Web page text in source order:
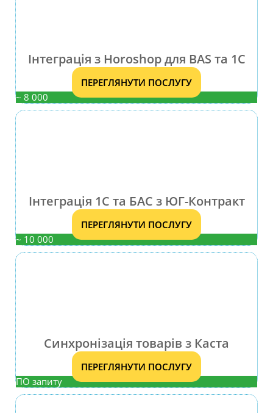
Інтеграція з Horoshop для BAS та 1С
ПЕРЕГЛЯНУТИ ПОСЛУГУ
~ 8 000
Інтеграція 1С та БАС з ЮГ-Контракт
ПЕРЕГЛЯНУТИ ПОСЛУГУ
~ 10 000
Синхронізація товарів з Каста
ПЕРЕГЛЯНУТИ ПОСЛУГУ
ПО запиту